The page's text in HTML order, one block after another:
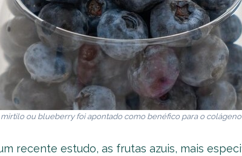
mirtilo oublueberryfoi apontado como benéfico para o colágeno
recente estudo, as frutas azuis, mais